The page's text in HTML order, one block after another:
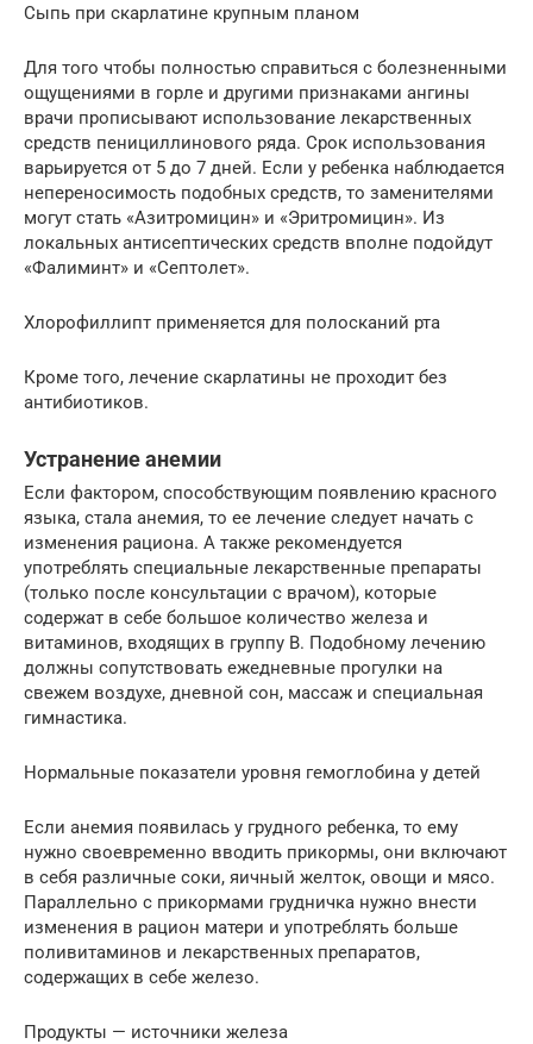
Сыпь при скарлатине крупным планом
Для того чтобы полностью справиться с болезненными
ощущениями в горле и другими признаками ангины
врачи прописывают использование лекарственных
средств пенициллинового ряда. Срок использования
варьируется от 5 до 7 дней. Если у ребенка наблюдается
непереносимость подобных средств, то заменителями
могут стать «Азитромицин» и «Эритромицин». Из
локальных антисептических средств вполне подойдут
«Фалиминт» и «Септолет».
Хлорофиллипт применяется для полосканий рта
Кроме того, лечение скарлатины не проходит без
антибиотиков.
Устранение анемии
Если фактором, способствующим появлению красного
языка, стала анемия, то ее лечение следует начать с
изменения рациона. А также рекомендуется
употреблять специальные лекарственные препараты
(только после консультации с врачом), которые
содержат в себе большое количество железа и
витаминов, входящих в группу В. Подобному лечению
должны сопутствовать ежедневные прогулки на
свежем воздухе, дневной сон, массаж и специальная
гимнастика.
Нормальные показатели уровня гемоглобина у детей
Если анемия появилась у грудного ребенка, то ему
нужно своевременно вводить прикормы, они включают
в себя различные соки, яичный желток, овощи и мясо.
Параллельно с прикормами грудничка нужно внести
изменения в рацион матери и употреблять больше
поливитаминов и лекарственных препаратов,
содержащих в себе железо.
Продукты — источники железа